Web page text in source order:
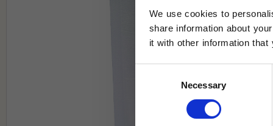
We use cookies to
share information about
it with other information that
Necessary
Jag samtycker till Tehuset Javas
* Rabatten gäller endast online på
på ordinarie priser och kan ej